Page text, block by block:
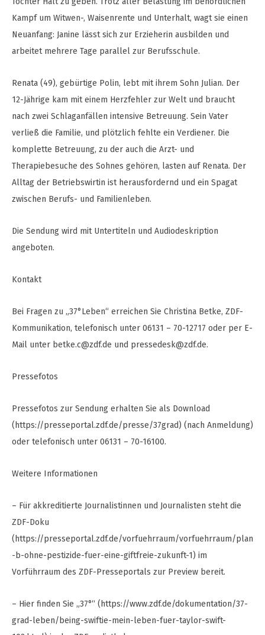
Kampf um Witwen-, Waisenrente und Unterhalt, wagt sie einen
Neuanfang: Janine lässt sich zur Erzieherin ausbilden und
arbeitet mehrere Tage parallel zur Berufsschule.
Renata (49), gebürtige Polin, lebt mit ihrem Sohn Julian. Der
12-Jährige kam mit einem Herzfehler zur Welt und braucht
nach zwei Schlaganfällen intensive Betreuung. Sein Vater
verließ die Familie, und plötzlich fehlte ein Verdiener. Die
komplette Betreuung, zu der auch die Arzt- und
Therapiebesuche des Sohnes gehören, lasten auf Renata. Der
Alltag der Betriebswirtin ist herausfordernd und ein Spagat
zwischen Berufs- und Familienleben.
Die Sendung wird mit Untertiteln und Audiodeskription
angeboten.
Kontakt
Bei Fragen zu „37°Leben“ erreichen Sie Christina Betke, ZDF-
Kommunikation, telefonisch unter 06131 – 70-12717 oder per E-
Mail unter betke.c@zdf.de und pressedesk@zdf.de.
Pressefotos
Pressefotos zur Sendung erhalten Sie als Download
(https://presseportal.zdf.de/presse/37grad) (nach Anmeldung)
oder telefonisch unter 06131 – 70-16100.
Weitere Informationen
– Für akkreditierte Journalistinnen und Journalisten steht die
ZDF-Doku
(https://presseportal.zdf.de/vorfuehrraum/vorfuehrraum/plan
-b-ohne-pestizide-fuer-eine-giftfreie-zukunft-1) im
Vorführraum des ZDF-Presseportals zur Preview bereit.
– Hier finden Sie „37°“ (https://www.zdf.de/dokumentation/37-
grad-leben/being-swiftie-mein-leben-fuer-taylor-swift-